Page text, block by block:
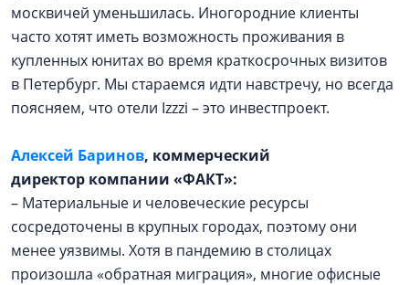
москвичей уменьшилась. Иногородние клиенты
часто хотят иметь возможность проживания в
купленных юнитах во время краткосрочных визитов
в Петербург. Мы стараемся идти навстречу, но всегда
поясняем, что отели Izzzi – это инвестпроект.
Алексей Баринов, коммерческий
директор компании «ФАКТ»:
– Материальные и человеческие ресурсы
сосредоточены в крупных городах, поэтому они
менее уязвимы. Хотя в пандемию в столицах
произошла «обратная миграция», многие офисные